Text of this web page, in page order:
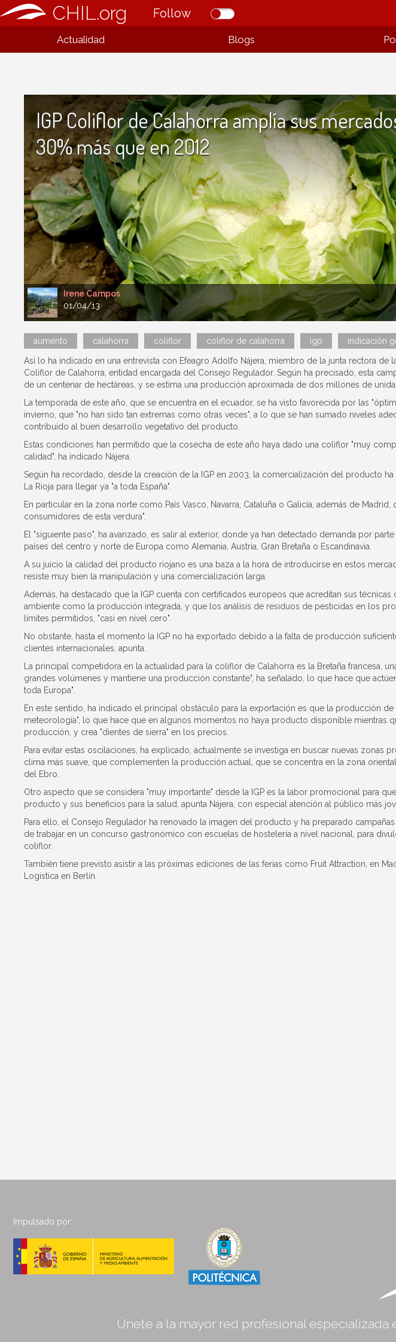
CHIL.org Follow
Actualidad Blogs
Irene Campos
01/04/13
IGP Coliflor de Calahorra amplía sus
30% más que en 2012
aumento calahorra coliflor coliflor de calahorra igp indicación
Así lo ha indicado en una entrevista con Efeagro Adolfo Nájera, miembro de la junta rectora de
Coliflor de Calahorra, entidad encargada del Consejo Regulador. Según ha precisado, esta
de un centenar de hectáreas, y se estima una producción aproximada de dos millones de
La temporada de este año, que se encuentra en el ecuador, se ha visto favorecida por las
invierno, que "no han sido tan extremas como otras veces", a lo que se han sumado niveles
contribuido al buen desarrollo vegetativo del producto.
Estas condiciones han permitido que la cosecha de este año haya dado una coliflor "muy
calidad", ha indicado Nájera.
Según ha recordado, desde la creación de la IGP en 2003, la comercialización del producto
La Rioja para llegar ya "a toda España".
En particular en la zona norte como País Vasco, Navarra, Cataluña o Galicia, además de
consumidores de esta verdura".
El "siguiente paso", ha avanzado, es salir al exterior, donde ya han detectado demanda por
países del centro y norte de Europa como Alemania, Austria, Gran Bretaña o Escandinavia.
A su juicio la calidad del producto riojano es una baza a la hora de introducirse en estos
resiste muy bien la manipulación y una comercialización larga.
Además, ha destacado que la IGP cuenta con certificados europeos que acreditan sus
ambiente como la producción integrada, y que los análisis de residuos de pesticidas en los
límites permitidos, "casi en nivel cero".
No obstante, hasta el momento la IGP no ha exportado debido a la falta de producción
clientes internacionales, apunta.
La principal competidora en la actualidad para la coliflor de Calahorra es la Bretaña francesa,
grandes volúmenes y mantiene una producción constante", ha señalado, lo que hace que
toda Europa".
En este sentido, ha indicado el principal obstáculo para la exportación es que la producción
meteorología", lo que hace que en algunos momentos no haya producto disponible mientras
producción, y crea "dientes de sierra" en los precios.
Para evitar estas oscilaciones, ha explicado, actualmente se investiga en buscar nuevas zonas
clima más suave, que complementen la producción actual, que se concentra en la zona
del Ebro.
Otro aspecto que se considera "muy importante" desde la IGP es la labor promocional para
producto y sus beneficios para la salud, apunta Nájera, con especial atención al público más
Para ello, el Consejo Regulador ha renovado la imagen del producto y ha preparado
de trabajar en un concurso gastronómico con escuelas de hostelería a nivel nacional, para
coliflor.
También tiene previsto asistir a las próximas ediciones de las ferias como Fruit Attraction, en
Logistica en Berlín.
Impulsado por:
Únete a la mayor red profesional